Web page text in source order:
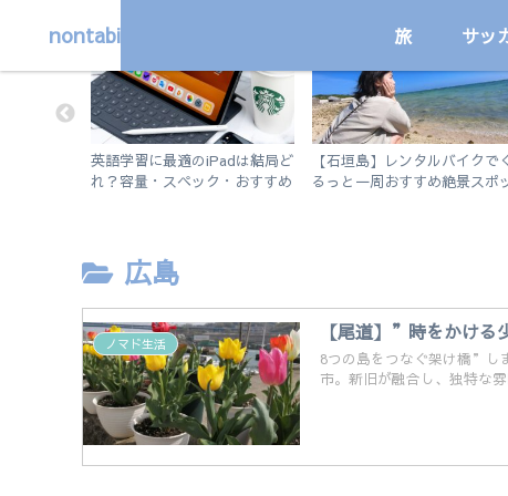
nontabi 旅 サッ
勉強
英語学習に最適のiPadは結局ど
れ？容量・スペック・おすすめ
【石垣島】レンタルバイクで
るっと一周おすすめ絶景スポ
広島
ノマド生活
【尾道】”時をかける
8つの島をつなぐ架け橋”
市。新旧が融合し、独特な